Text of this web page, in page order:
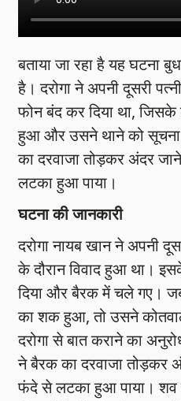
बताया जा रहा है यह घटना
है। दरोगा ने अपनी दूसरी
फोन बंद कर दिया था,
हुआ और उसने थाने को सूचना
का दरवाजा तोड़कर अंदर
लटका हुआ पाया।
घटना की जानकारी
दरोगा नायब खान ने अपनी
के दौरान विवाद हुआ था।
दिया और बैरक में चले गए।
का शक हुआ, तो उसने
दरोगा से बात कराने का
ने बैरक का दरवाजा तोड़कर
फंदे से लटका हुआ पाया।